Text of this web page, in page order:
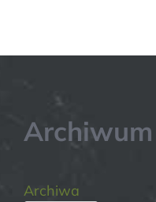
Archiwum
Archiwa